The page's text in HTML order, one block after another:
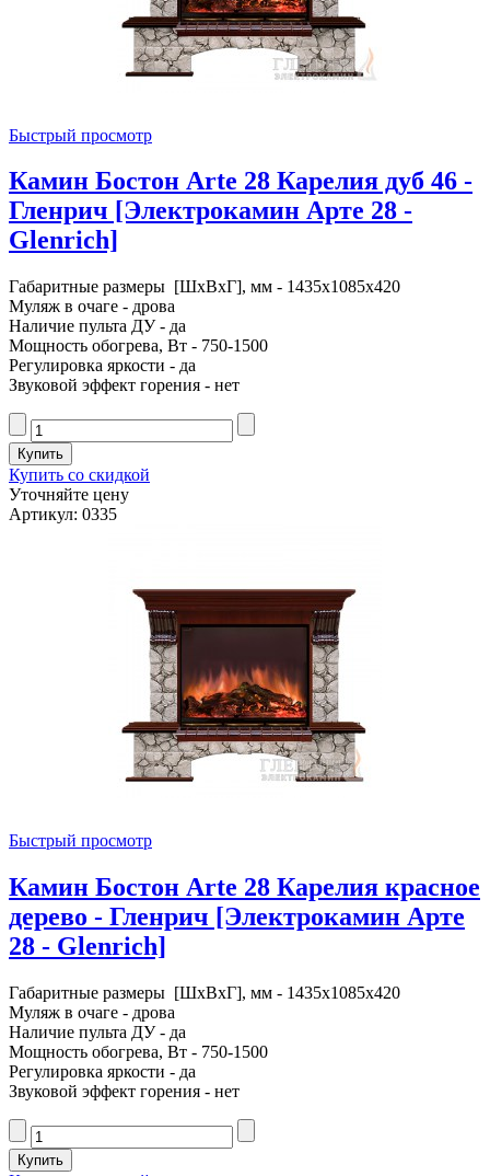
Быстрый просмотр
Камин Бостон Arte 28 Карелия дуб 46 -
Гленрич [Электрокамин Арте 28 -
Glenrich]
Габаритные размеры [ШxВxГ], мм - 1435x1085x420
Муляж в очаге - дрова
Наличие пульта ДУ - да
Мощность обогрева, Вт - 750-1500
Регулировка яркости - да
Звуковой эффект горения - нет
Купить со скидкой
Уточняйте цену
Артикул: 0335
Быстрый просмотр
Камин Бостон Arte 28 Карелия красное
дерево - Гленрич [Электрокамин Арте
28 - Glenrich]
Габаритные размеры [ШxВxГ], мм - 1435x1085x420
Муляж в очаге - дрова
Наличие пульта ДУ - да
Мощность обогрева, Вт - 750-1500
Регулировка яркости - да
Звуковой эффект горения - нет